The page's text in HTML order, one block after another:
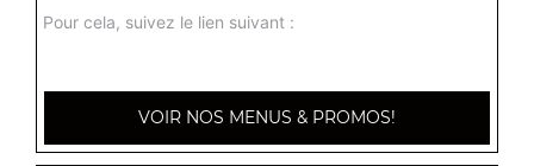
Pour cela, suivez le lien suivant :
VOIR NOS MENUS & PROMOS!